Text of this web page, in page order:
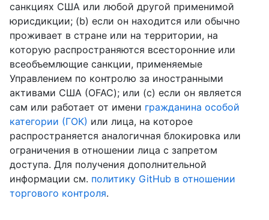
санкциях США или любой другой применимой
юрисдикции; (b) если он находится или обычно
проживает в стране или на территории, на
которую распространяются всесторонние или
всеобъемлющие санкции, применяемые
Управлением по контролю за иностранными
активами США (OFAC); или (c) если он является
сам или работает от имени гражданина особой
категории (ГОК) или лица, на которое
распространяется аналогичная блокировка или
ограничения в отношении лица с запретом
доступа. Для получения дополнительной
информации см. политику GitHub в отношении
торгового контроля.